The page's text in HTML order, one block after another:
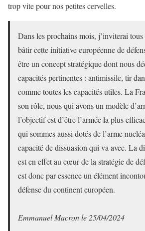
trop vite pour nos petites cervelles.
Dans les prochains mois, j’inviterai tous
bâtir cette initiative européenne de
être un concept stratégique dont nous
capacités pertinentes : antimissile, tir
comme toutes les capacités utiles. La
son rôle, nous qui avons un modèle
l’objectif est d’être l’armée la plus
qui sommes aussi dotés de l’arme
capacité de dissuasion qui va avec. La
est en effet au cœur de la stratégie de
est donc par essence un élément
défense du continent européen.
Emmanuel Macron le 25/04/2024